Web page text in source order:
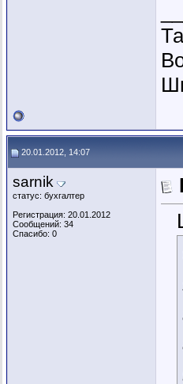
20.01.2012, 14:07
sarnik
статус: бухгалтер
Регистрация: 20.01.2012
Сообщений: 34
Спасибо: 0